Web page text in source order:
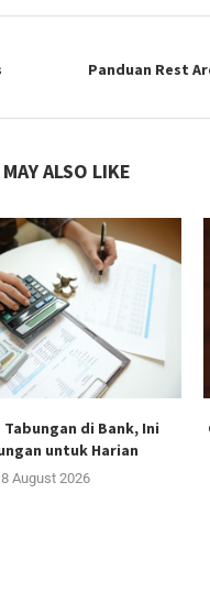
Panduan Rest
ALSO LIKE
Tabungan di Bank, Ini
untuk Harian
8 August 2026